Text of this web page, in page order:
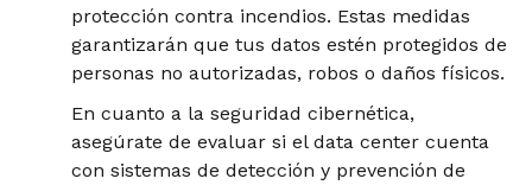
protección contra incendios. Estas medidas
garantizarán que tus datos estén protegidos de
personas no autorizadas, robos o daños físicos.
En cuanto a la seguridad cibernética,
asegúrate de evaluar si el data center cuenta
con sistemas de detección y prevención de